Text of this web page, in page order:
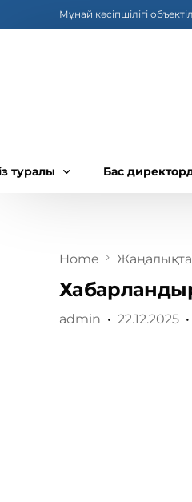
Мұнай кәсіпшілігі
туралы
басшылығы
құжаттар
Бас
Home
admin 22.12.2025